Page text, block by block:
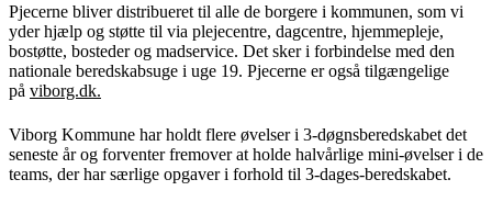
Pjecerne bliver distribueret til alle de borgere i kommunen, som vi
yder hjælp og støtte til via plejecentre, dagcentre, hjemmepleje,
bostøtte, bosteder og madservice. Det sker i forbindelse med den
nationale beredskabsuge i uge 19. Pjecerne er også tilgængelige
på viborg.dk.
Viborg Kommune har holdt flere øvelser i 3-døgnsberedskabet det
seneste år og forventer fremover at holde halvårlige mini-øvelser i de
teams, der har særlige opgaver i forhold til 3-dages-beredskabet.